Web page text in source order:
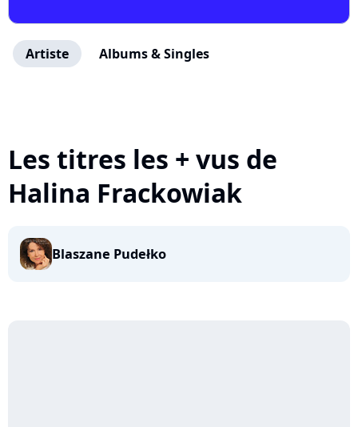
Artiste Albums & Singles
Les titres les + vus de
Halina Frackowiak
Blaszane Pudełko